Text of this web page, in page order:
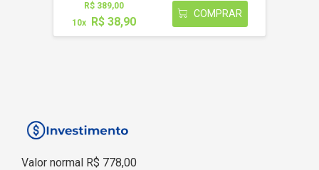
R$ 389,00
10x
R$ 38,90
COMPRAR
Valor normal R$ 778,00